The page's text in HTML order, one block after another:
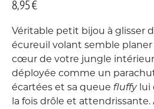
8,95 €
Véritable petit bijou à glisser
écureuil volant semble planer
cœur de votre jungle
déployée comme un
écartées et sa queue fluffylui
la fois drôle et